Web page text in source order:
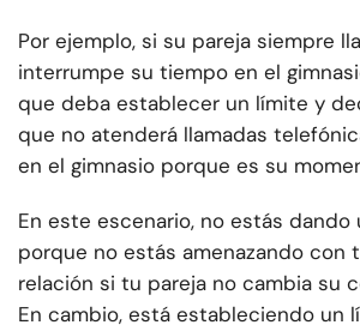
Por ejemplo, si su pareja siempre
interrumpe su tiempo en el
que deba establecer un límite y
que no atenderá llamadas
en el gimnasio porque es su
En este escenario, no estás
porque no estás amenazando con
relación si tu pareja no cambia su
En cambio, está estableciendo un